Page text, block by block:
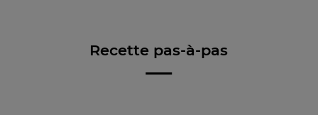
Recette pas-à-pas